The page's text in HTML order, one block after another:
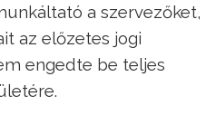
a szervezőket,
az előzetes jogi
engedte be teljes